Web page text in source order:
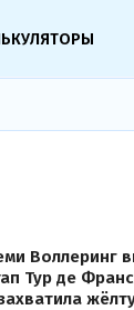
Воллеринг
Тур де